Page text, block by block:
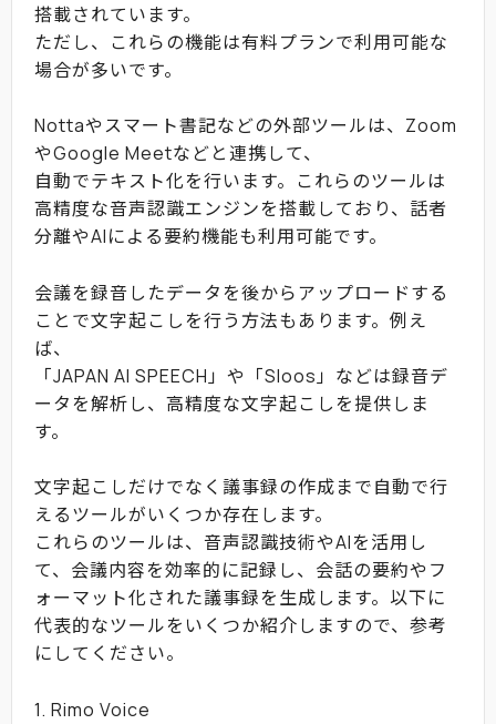
搭載されています。
ただし、これらの機能は有料プランで利用可能な
場合が多いです。
Nottaやスマート書記などの外部ツールは、Zoom
やGoogle Meetなどと連携して、
自動でテキスト化を行います。これらのツールは
高精度な音声認識エンジンを搭載しており、話者
分離やAIによる要約機能も利用可能です。
会議を録音したデータを後からアップロードする
ことで文字起こしを行う方法もあります。例え
ば、
「JAPAN AI SPEECH」や「Sloos」などは録音デ
ータを解析し、高精度な文字起こしを提供しま
す。
文字起こしだけでなく議事録の作成まで自動で行
えるツールがいくつか存在します。
これらのツールは、音声認識技術やAIを活用し
て、会議内容を効率的に記録し、会話の要約やフ
ォーマット化された議事録を生成します。以下に
代表的なツールをいくつか紹介しますので、参考
にしてください。
1. Rimo Voice